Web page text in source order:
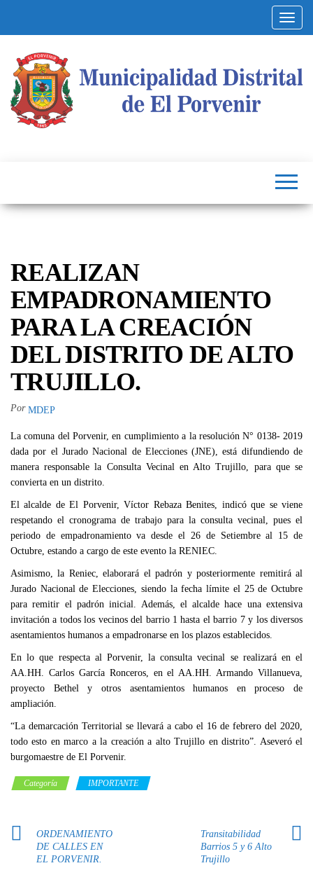
REALIZAN
EMPADRONAMIENTO
PARA LA CREACIÓN
DEL DISTRITO DE ALTO
TRUJILLO.
Por MDEP
La comuna del Porvenir, en cumplimiento a la resolución N° 0138- 2019
dada por el Jurado Nacional de Elecciones (JNE), está difundiendo de
manera responsable la Consulta Vecinal en Alto Trujillo, para que se
convierta en un distrito.
El alcalde de El Porvenir, Víctor Rebaza Benites, indicó que se viene
respetando el cronograma de trabajo para la consulta vecinal, pues el
periodo de empadronamiento va desde el 26 de Setiembre al 15 de
Octubre, estando a cargo de este evento la RENIEC.
Asimismo, la Reniec, elaborará el padrón y posteriormente remitirá al
Jurado Nacional de Elecciones, siendo la fecha límite el 25 de Octubre
para remitir el padrón inicial. Además, el alcalde hace una extensiva
invitación a todos los vecinos del barrio 1 hasta el barrio 7 y los diversos
asentamientos humanos a empadronarse en los plazos establecidos.
En lo que respecta al Porvenir, la consulta vecinal se realizará en el
AA.HH. Carlos García Ronceros, en el AA.HH. Armando Villanueva,
proyecto Bethel y otros asentamientos humanos en proceso de
ampliación.
“La demarcación Territorial se llevará a cabo el 16 de febrero del 2020,
todo esto en marco a la creación a alto Trujillo en distrito”. Aseveró el
burgomaestre de El Porvenir.
Categoría IMPORTANTE
ORDENAMIENTO
DE CALLES EN
EL PORVENIR.
Transitabilidad
Barrios 5 y 6 Alto
Trujillo